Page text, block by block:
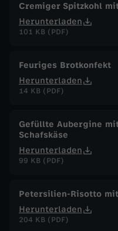
N
v
m
b
e
r
Cremiger Spitzkohl
Herunterladen
101 KB (PDF)
Feuriges Brotkonfekt
Herunterladen
14 KB (PDF)
Gefüllte Aubergine
Schafskäse
Herunterladen
99 KB (PDF)
Petersilien-Risotto
Herunterladen
204 KB (PDF)